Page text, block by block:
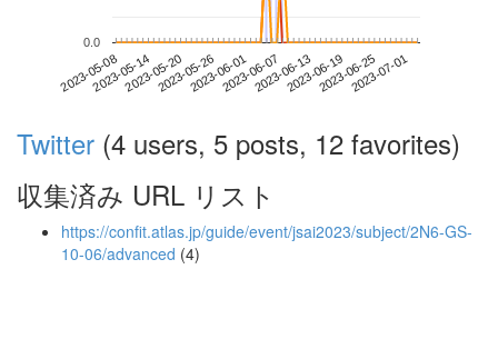
2023-05-082023-05-142023-05-202023-05-262023-06-012023-06-072023-06-132023-06-192023-06-252023-07-01
0.0
Twitter (4 users, 5 posts, 12 favorites)
収集済み URL リスト
https://confit.atlas.jp/guide/event/jsai2023/subject/2N6-GS-
10-06/advanced (4)